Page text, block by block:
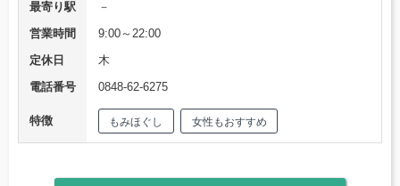
最寄り駅
－
営業時間
9:00～22:00
定休日
木
電話番号
0848-62-6275
特徴 もみほぐし 女性もおすすめ